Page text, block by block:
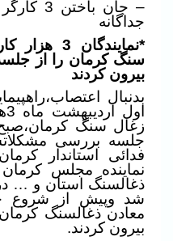
جداگانه
*نمایندگان 3 هزار
سنگ کرمان را از
بیرون کردند
بدنبال
جلسه بررسی
فدائی استاندار
نماینده مجلس
ذغالسنگ استان و … در
شد وپیش از شروع
معادن ذغالسنگ
بیرون کردند.